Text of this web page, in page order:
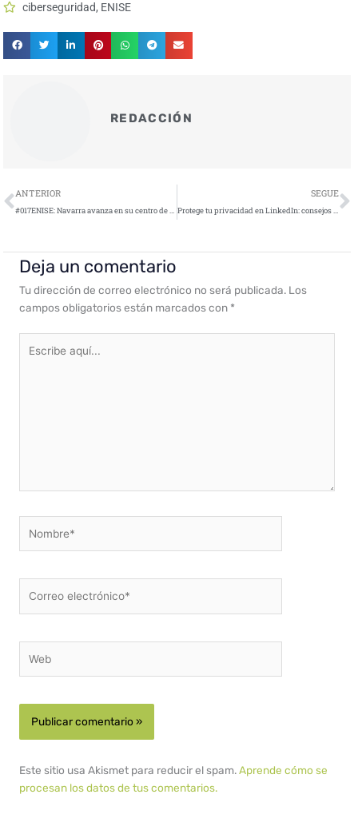
ciberseguridad, ENISE
REDACCIÓN
Ant
ANTERIOR
#017ENISE: Navarra avanza en su centro de Ciberseguridad
SEGUE
Protege tu privacidad en LinkedIn: consejos clave para un uso seguro
Deja un comentario
Tu dirección de correo electrónico no será publicada. Los
campos obligatorios están marcados con *
aquí...
electrónico*
Este sitio usa Akismet para reducir el spam.Aprende cómo se
procesan los datos de tus comentarios.